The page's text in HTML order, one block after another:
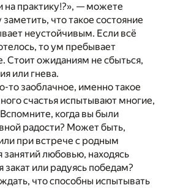
на практику!?», — можете
что такое состояние
неустойчивым. Если всё
то ум пребывает
Стоит ожиданиям не сбыться,
или гнева.
то заоблачное, именно такое
счастья испытывают многие,
когда вы были
радости? Может быть,
при встрече с родным
любовью, находясь
закат или радуясь победам?
что способны испытывать